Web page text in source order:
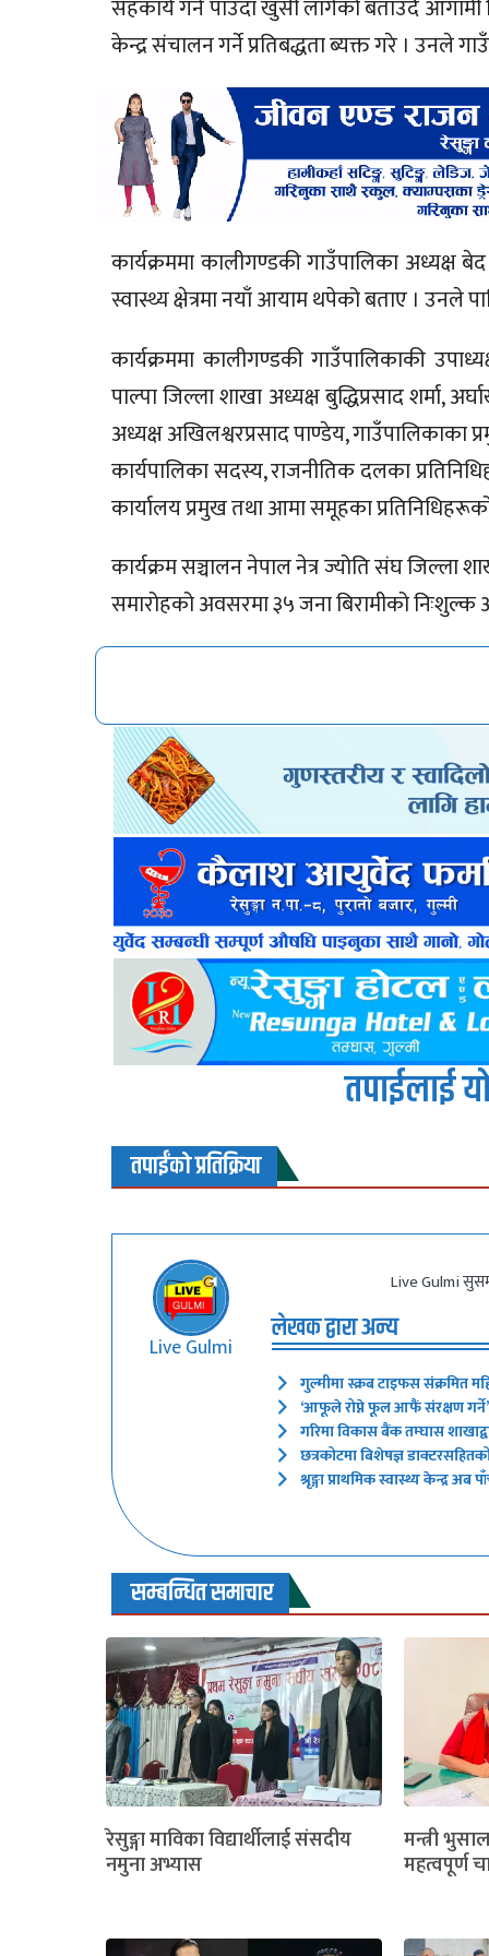
सहकार्य गर्न पाउँदा खुसी लागेको बताउँदै
केन्द्र संचालन गर्ने प्रतिबद्धता ब्यक्त गरे । उनले
कार्यक्रममा कालीगण्डकी गाउँपालिका अध्यक्ष
स्वास्थ्य क्षेत्रमा नयाँ आयाम थपेको बताए । उनले
कार्यक्रममा कालीगण्डकी गाउँपालिकाकी
पाल्पा जिल्ला शाखा अध्यक्ष बुद्धिप्रसाद शर्मा,
अध्यक्ष अखिलश्वरप्रसाद पाण्डेय,
कार्यपालिका सदस्य, राजनीतिक दलका
कार्यालय प्रमुख तथा आमा समूहका
कार्यक्रम सञ्चालन नेपाल नेत्र ज्योति संघ जिल्ला
समारोहको अवसरमा ३५ जना बिरामीको
तपाईलाई
तपाईंको प्रतिक्रिया
Live Gulmi
Live Gulmi सुसम
लेखक द्वारा अन्य
गुल्मीमा स्क्रब टाइफस संक्रमित
‘आफूले रोप्ने फूल आफैं संरक्षण
गरिमा विकास बैंक तम्घास
छत्रकोटमा बिशेषज्ञ
श्रृङ्गा प्राथमिक स्वास्थ्य केन्द्र
सम्बन्धित समाचार
रेसुङ्गा माविका विद्यार्थीलाई संसदीय
नमुना अभ्यास
मन्त्री
महत्वपूर्ण